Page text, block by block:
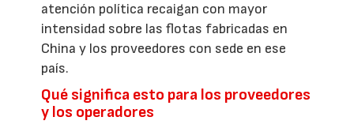
atención política recaigan con mayor
intensidad sobre las flotas fabricadas en
China y los proveedores con sede en ese
país.
Qué significa esto para los proveedores
y los operadores